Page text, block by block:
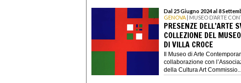
Dal 25 Giugno 2024 al 8
GENOVA | MUSEO D’ARTE
PRESENZE DELL’ARTE
COLLEZIONE DEL
DI VILLA CROCE
Il Museo di Arte
collaborazione con
della Cultura Art Commissio...